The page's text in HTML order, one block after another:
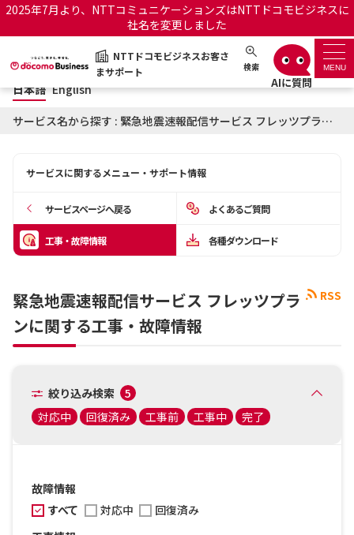
2025年7月より、NTTコミュニケーションズはNTTドコモビジネスに
社名を変更しました
NTTドコモビジネスお客さ
まサポート
検索 MENU
NTTドコモビジネスお客さまサポート 日本語 English
サポートトップ
お知らせ サポートサイトの使い方
オフィシャルサイト
日本語 English
サービス名から探す : 緊急地震速報配信サービス フレッツプランに関する工事・故障情報
サービスに関するメニュー・サポート情報
サービスページへ戻る よくあるご質問
工事・故障情報 各種ダウンロード
RSS
緊急地震速報配信サービス フレッツプラ
ンに関する工事・故障情報
絞り込み検索
5
対応中
回復済み 工事前 工事中 完了
故障情報
すべて
対応中
回復済み